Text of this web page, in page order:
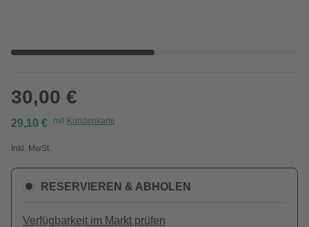
30,00 €
29,10 € mit Kundenkarte
Inkl. MwSt.
RESERVIEREN & ABHOLEN
Verfügbarkeit im Markt prüfen